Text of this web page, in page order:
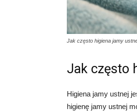
Jak często higiena jamy
Jak często
Higiena jamy ustnej
higienę jamy ustnej